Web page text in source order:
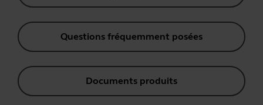
Questions fréquemment posées
Documents produits